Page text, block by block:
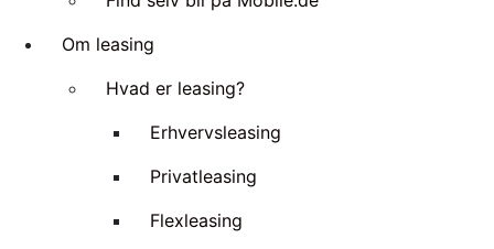
Om leasing
Hvad er leasing?
Erhvervsleasing
Privatleasing
Flexleasing